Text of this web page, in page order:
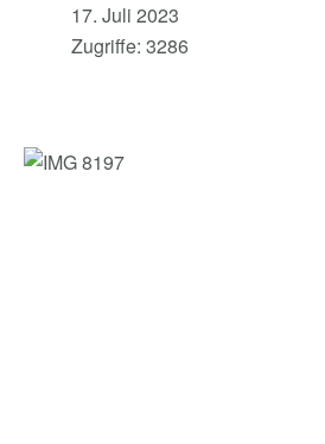
17. Juli 2023
Zugriffe: 3286